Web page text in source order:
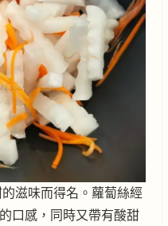
滋味而得名。蘿蔔絲經
口感，同時又帶有酸甜